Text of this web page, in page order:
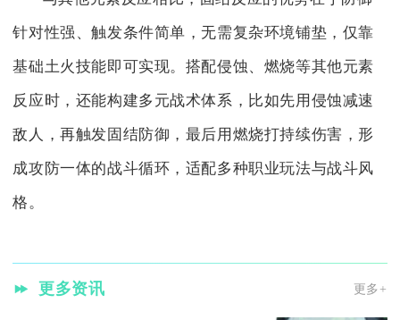
针对性强、触发条件简单，无需复杂环境铺垫，仅靠
基础土火技能即可实现。搭配侵蚀、燃烧等其他元素
反应时，还能构建多元战术体系，比如先用侵蚀减速
敌人，再触发固结防御，最后用燃烧打持续伤害，形
成攻防一体的战斗循环，适配多种职业玩法与战斗风
格。
更多资讯 更多+